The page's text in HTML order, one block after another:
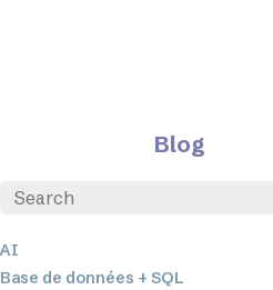
Blog
AI
Base de données + SQL